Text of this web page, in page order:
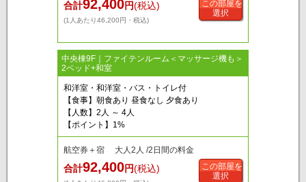
合計92,400円(税込)
(1人あたり46,200円・税込)
この部屋を
選択
中央棟9F｜ファイテンルーム＜マッサージ機も＞
2ベッド+和室
和洋室・和洋室・バス・トイレ付
【食事】朝食あり 昼食なし 夕食あり
【人数】2人 ～ 4人
【ポイント】1%
航空券＋宿 大人2人 /2日間の料金
合計92,400円(税込)
この部屋を
選択